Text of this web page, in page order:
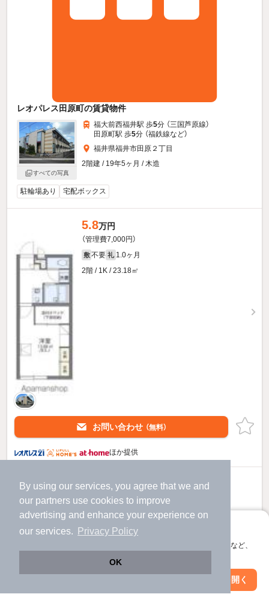
By using our services, you agree that we and
our partners use cookies to improve
advertising and enhance your experience on
our services.
Privacy Policy
OK
アプリに切り替えて、サクサクお部屋探し
会員登録なしですぐ使える。マップ検索やお気に入り保存など、
アプリを開く
レオパレス田原町の賃貸物件
すべての写真
福大前西福井駅 歩5分 （三国芦原線）
田原町駅 歩5分 （福鉄線など）
福井県福井市田原２丁目
2階建 / 19年5ヶ月 / 木造
駐輪場あり 宅配ボックス
5.8万円
（管理費7,000円）
敷 不要 礼 1.0ヶ月
2階 / 1K / 23.18㎡
お問い合わせ （無料）
ほか提供
5.7万円
（管理費7,000円）
敷 不要 礼 1.0ヶ月
2階 / 1K / 23.18㎡
絞り込み条件を変更